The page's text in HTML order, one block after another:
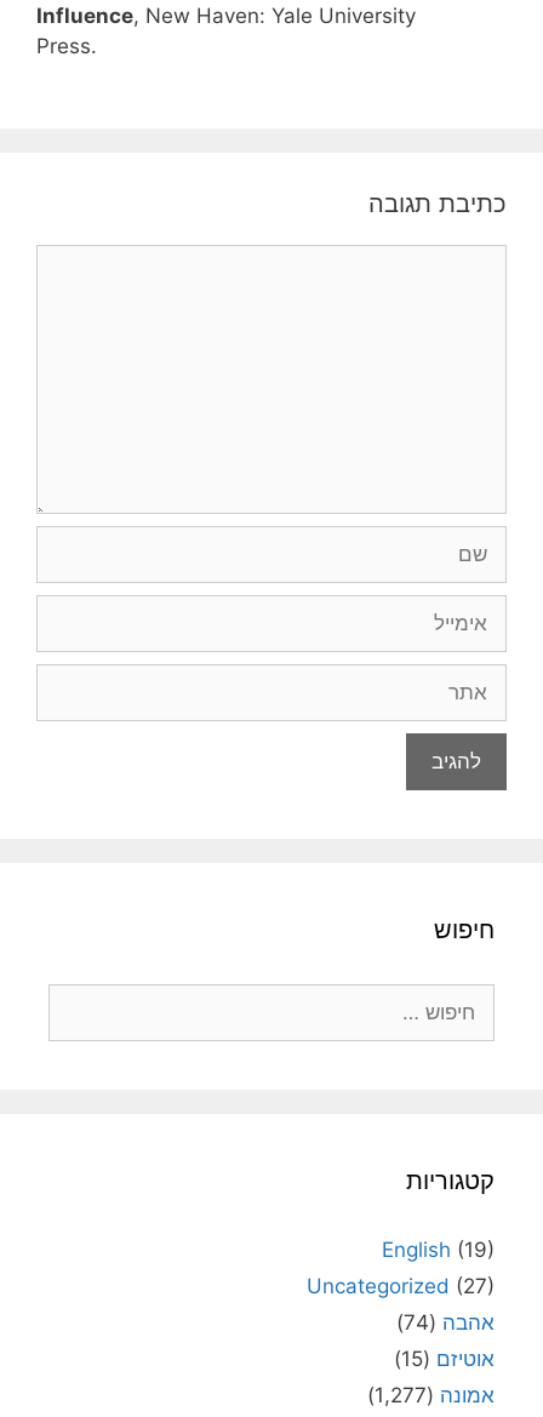
Influence, New Haven: Yale University
Press.
כתיבת תגובה
חיפוש
קטגוריות
English (19)
Uncategorized (27)
אהבה (74)
אוטיזם (15)
אמונה (1,277)